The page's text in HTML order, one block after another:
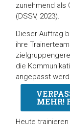
zunehmend als
(DSSV, 2023).
Dieser Auftrag
ihre
die
angepasst
MEHR!
Heute